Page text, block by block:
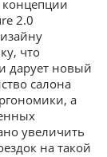
2.0
что
дарует новый
салона
а
увеличить
на такой